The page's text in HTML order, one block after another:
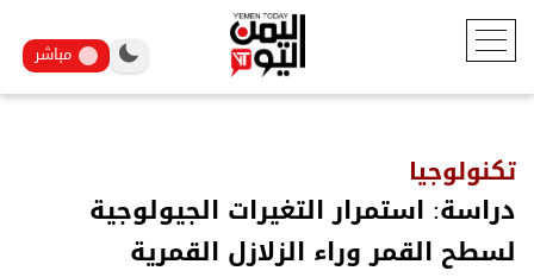
مباشر
تكنولوجيا
دراسة: استمرار التغيرات الجيولوجية
لسطح القمر وراء الزلازل القمرية